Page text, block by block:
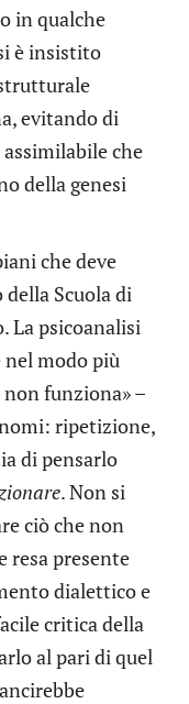
in qualche
è insistito
evitando di
che
della genesi
che deve
della Scuola di
La psicoanalisi
modo più
funziona» –
ripetizione,
di pensarlo
. Non si
ciò che non
resa presente
dialettico e
critica della
al pari di quel